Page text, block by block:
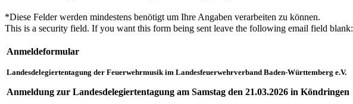
*Diese Felder werden mindestens benötigt um Ihre Angaben verarbeiten zu können.
This is a security field. If you want this form being sent leave the following email field blank:
Anmeldeformular
Landesdelegiertentagung der Feuerwehrmusik im Landesfeuerwehrverband Baden-Württemberg e.V.
Anmeldung zur Landesdelegiertentagung am Samstag den 21.03.2026 in Köndringen